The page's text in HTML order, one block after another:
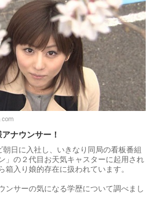
ナウンサー！
朝日に入社し、いきなり同局の看板番組
」の２代目お天気キャスターに起用され
箱入り娘的存在に扱われています。
ンサーの気になる学歴について調べまし